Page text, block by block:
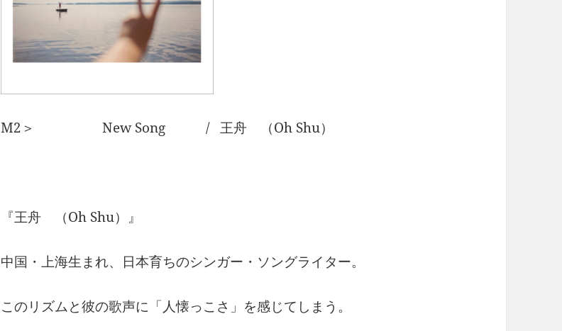
M2＞ New Song / 王舟 （Oh Shu）
『王舟 （Oh Shu）』
中国・上海生まれ、日本育ちのシンガー・ソングライター。
このリズムと彼の歌声に「人懐っこさ」を感じてしまう。